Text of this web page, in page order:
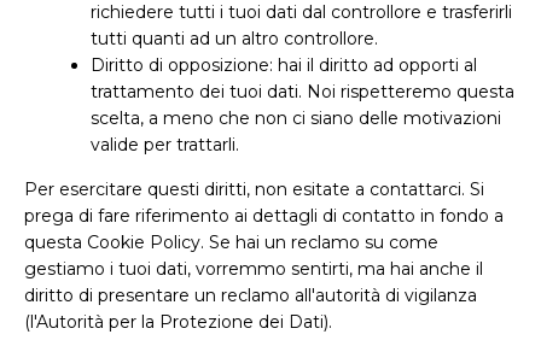
richiedere tutti i tuoi dati dal controllore e trasferirli
tutti quanti ad un altro controllore.
Diritto di opposizione: hai il diritto ad opporti al
trattamento dei tuoi dati. Noi rispetteremo questa
scelta, a meno che non ci siano delle motivazioni
valide per trattarli.
Per esercitare questi diritti, non esitate a contattarci. Si
prega di fare riferimento ai dettagli di contatto in fondo a
questa Cookie Policy. Se hai un reclamo su come
gestiamo i tuoi dati, vorremmo sentirti, ma hai anche il
diritto di presentare un reclamo all'autorità di vigilanza
(l'Autorità per la Protezione dei Dati).